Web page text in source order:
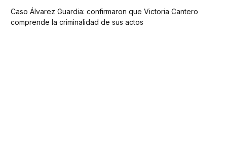
Caso Álvarez Guardia: confirmaron que Victoria Cantero
comprende la criminalidad de sus actos